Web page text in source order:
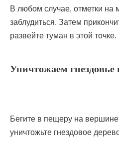
В любом случае, отметки на
заблудиться. Затем
развейте туман в этой точке.
Уничтожаем
Бегите в пещеру на
уничтожьте гнездовое